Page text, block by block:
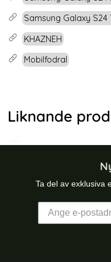
Samsung Galaxy S24
KHAZNEH
Mobilfodral
Liknande
Galaxy S26 Skal
Ta del av exklusiva